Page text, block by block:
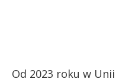
Od 2023 roku w